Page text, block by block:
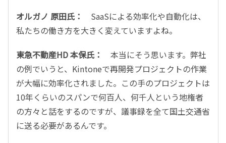
オルガノ 原田氏：
SaaSによる効率化や自動化は、
私たちの働き方を大きく変えていますよね。
東急不動産HD 本保氏：
本当にそう思います。弊社
の例でいうと、Kintoneで再開発プロジェクトの作業
が大幅に効率化されました。この手のプロジェクトは
10年くらいのスパンで何百人、何千人という地権者
の方々と話をするのですが、議事録を全て国土交通省
に送る必要があるんです。